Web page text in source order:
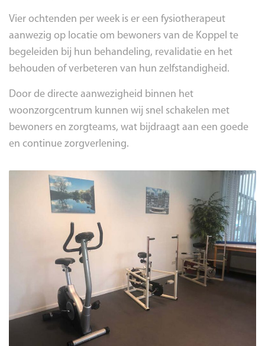
Vier ochtenden per week is er een fysiotherapeut
aanwezig op locatie om bewoners van de Koppel te
begeleiden bij hun behandeling, revalidatie en het
behouden of verbeteren van hun zelfstandigheid.
Door de directe aanwezigheid binnen het
woonzorgcentrum kunnen wij snel schakelen met
bewoners en zorgteams, wat bijdraagt aan een goede
en continue zorgverlening.